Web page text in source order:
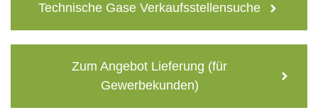
Technische Gase Verkaufsstellensuche
Zum Angebot Lieferung (für
Gewerbekunden)